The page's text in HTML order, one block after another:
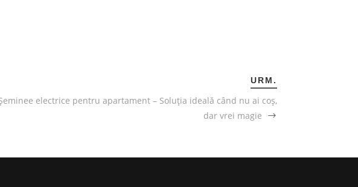
URM.
electrice pentru apartament – Soluția ideală când nu ai coș,
dar vrei magie